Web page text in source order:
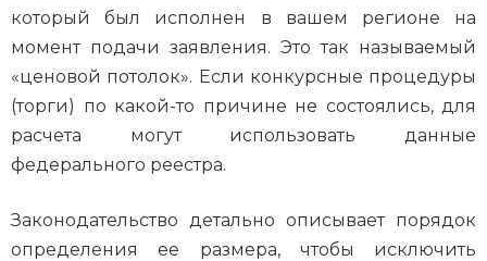
который был исполнен в вашем регионе на
момент подачи заявления. Это так называемый
«ценовой потолок». Если конкурсные процедуры
(торги) по какой-то причине не состоялись, для
расчета могут использовать данные
федерального реестра.
Законодательство детально описывает порядок
определения ее размера, чтобы исключить